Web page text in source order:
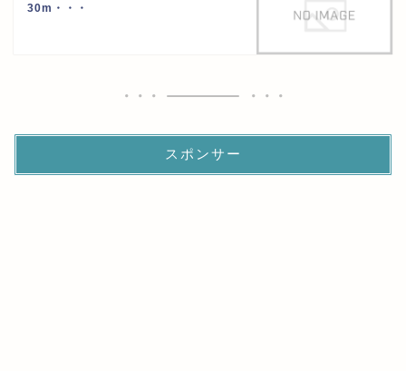
30m・・・
スポンサー